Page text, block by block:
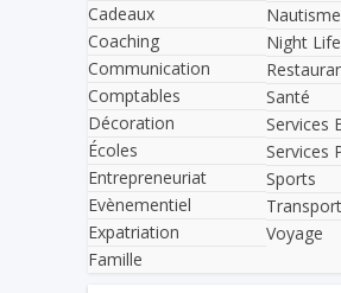
Cadeaux
Coaching
Communication
Comptables
Décoration
Écoles
Entrepreneuriat
Evènementiel
Expatriation
Famille
Nautisme
Night Life
Santé
Services
Services
Sports
Transport
Voyage